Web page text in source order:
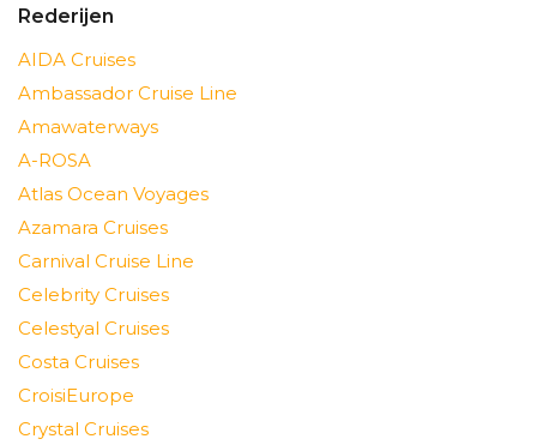
Rederijen
AIDA Cruises
Ambassador Cruise Line
Amawaterways
A-ROSA
Atlas Ocean Voyages
Azamara Cruises
Carnival Cruise Line
Celebrity Cruises
Celestyal Cruises
Costa Cruises
CroisiEurope
Crystal Cruises